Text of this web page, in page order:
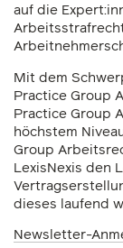
auf die
Mit dem
Practice Group
Practice Group
höchstem
Group
LexisNexis den
dieses laufend
Newsletter-